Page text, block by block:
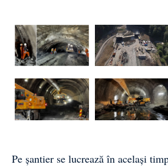
Pe șantier se lucrează în același